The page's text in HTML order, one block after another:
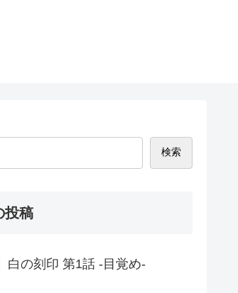
検索
投稿
白の刻印 第1話 -目覚め-